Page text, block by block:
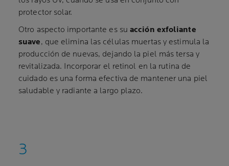
protector solar.
Otro aspecto importante es su acción exfoliante
suave, que elimina las células muertas y estimula la
producción de nuevas, dejando la piel más tersa y
revitalizada. Incorporar el retinol en la rutina de
cuidado es una forma efectiva de mantener una piel
saludable y radiante a largo plazo.